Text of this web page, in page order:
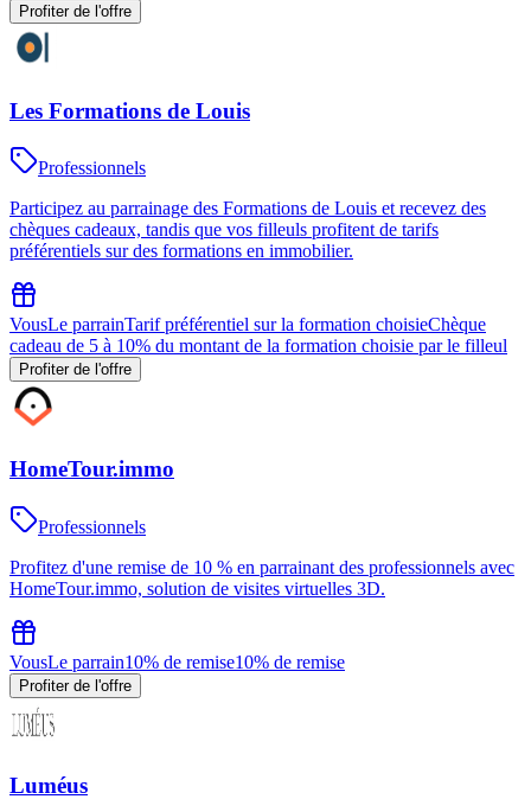
Profiter de l'offre
Les Formations de Louis
Professionnels
Participez au parrainage des Formations de Louis et recevez des
chèques cadeaux, tandis que vos filleuls profitent de tarifs
préférentiels sur des formations en immobilier.
VousLe parrainTarif préférentiel sur la formation choisieChèque
cadeau de 5 à 10% du montant de la formation choisie par le filleul
Profiter de l'offre
HomeTour.immo
Professionnels
Profitez d'une remise de 10 % en parrainant des professionnels avec
HomeTour.immo, solution de visites virtuelles 3D.
VousLe parrain10% de remise10% de remise
Profiter de l'offre
Luméus